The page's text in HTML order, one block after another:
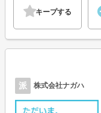
キープする
派 株式会社ナガハ